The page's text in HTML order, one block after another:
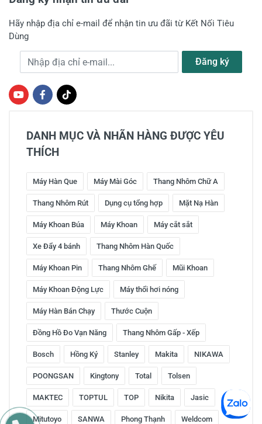
Hãy nhập địa chỉ e-mail để nhận tin ưu đãi từ Kết Nối Tiêu
Dùng
Địa chỉ e-mail Đăng ký
DANH MỤC VÀ NHÃN HÀNG ĐƯỢC YÊU
THÍCH
Máy Hàn Que Máy Mài Góc Thang Nhôm Chữ A
Thang Nhôm Rút Dụng cụ tổng hợp Mặt Nạ Hàn
Máy Khoan Búa Máy Khoan Máy cắt sắt
Xe Đẩy 4 bánh Thang Nhôm Hàn Quốc
Máy Khoan Pin Thang Nhôm Ghế Mũi Khoan
Máy Khoan Động Lực Máy thổi hơi nóng
Máy Hàn Bán Chạy Thước Cuộn
Đồng Hồ Đo Vạn Năng Thang Nhôm Gấp - Xếp
Bosch Hồng Ký Stanley Makita NIKAWA
POONGSAN Kingtony Total Tolsen
MAKTEC TOPTUL TOP Nikita Jasic
Mitutoyo SANWA Phong Thạnh Weldcom